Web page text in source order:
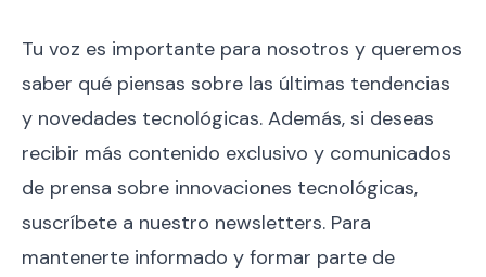
Tu voz es importante para nosotros y queremos
saber qué piensas sobre las últimas tendencias
y novedades tecnológicas. Además, si deseas
recibir más contenido exclusivo y comunicados
de prensa sobre innovaciones tecnológicas,
suscríbete a nuestro newsletters. Para
mantenerte informado y formar parte de